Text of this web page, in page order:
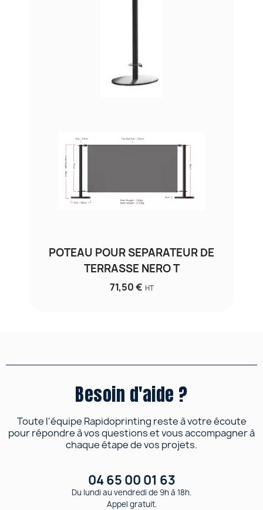
POTEAU POUR SEPARATEUR DE
TERRASSE NERO T
71,50 € HT
Besoin d'aide ?
Toute l'équipe Rapidoprinting reste à votre écoute
pour répondre à vos questions et vous accompagner à
chaque étape de vos projets.
04 65 00 01 63
Du lundi au vendredi de 9h à 18h.
Appel gratuit.